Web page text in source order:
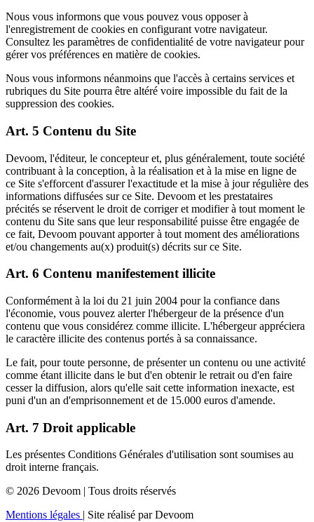
Nous vous informons que vous pouvez vous opposer à
l'enregistrement de cookies en configurant votre navigateur.
Consultez les paramètres de confidentialité de votre navigateur pour
gérer vos préférences en matière de cookies.
Nous vous informons néanmoins que l'accès à certains services et
rubriques du Site pourra être altéré voire impossible du fait de la
suppression des cookies.
Art. 5 Contenu du Site
Devoom, l'éditeur, le concepteur et, plus généralement, toute société
contribuant à la conception, à la réalisation et à la mise en ligne de
ce Site s'efforcent d'assurer l'exactitude et la mise à jour régulière des
informations diffusées sur ce Site. Devoom et les prestataires
précités se réservent le droit de corriger et modifier à tout moment le
contenu du Site sans que leur responsabilité puisse être engagée de
ce fait, Devoom pouvant apporter à tout moment des améliorations
et/ou changements au(x) produit(s) décrits sur ce Site.
Art. 6 Contenu manifestement illicite
Conformément à la loi du 21 juin 2004 pour la confiance dans
l'économie, vous pouvez alerter l'hébergeur de la présence d'un
contenu que vous considérez comme illicite. L'hébergeur appréciera
le caractère illicite des contenus portés à sa connaissance.
Le fait, pour toute personne, de présenter un contenu ou une activité
comme étant illicite dans le but d'en obtenir le retrait ou d'en faire
cesser la diffusion, alors qu'elle sait cette information inexacte, est
puni d'un an d'emprisonnement et de 15.000 euros d'amende.
Art. 7 Droit applicable
Les présentes Conditions Générales d'utilisation sont soumises au
droit interne français.
© 2026 Devoom | Tous droits réservés
Mentions légales | Site réalisé parDevoom